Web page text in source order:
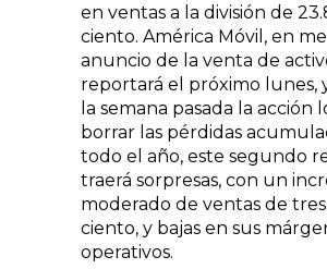
en ventas a la división de
ciento. América Móvil, en
anuncio de la venta de
reportará el próximo lunes,
la semana pasada la acción
borrar las pérdidas
todo el año, este segundo
traerá sorpresas, con un
moderado de ventas de
ciento, y bajas en sus
operativos.